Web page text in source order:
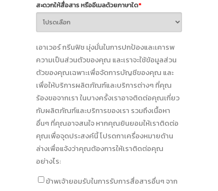
สะดวกให้สื่อสาร หรืออีเมลด้วยภาษาใด*
เอาเวอร์ กรีนฟิช มุ่งมั่นในการปกป้องและเคารพ
ความเป็นส่วนตัวของคุณ และเราจะใช้ข้อมูลส่วน
ตัวของคุณเฉพาะเพื่อจัดการบัญชีของคุณ และ
เพื่อให้บริการผลิตภัณฑ์และบริการต่างๆ ที่คุณ
ร้องขอจากเรา ในบางครั้งเราอาจติดต่อคุณเกี่ยว
กับผลิตภัณฑ์และบริการของเรา รวมถึงเนื้อหา
อื่นๆ ที่คุณอาจสนใจ หากคุณยินยอมให้เราติดต่อ
คุณเพื่อจุดประสงค์นี้ โปรดกาเครื่องหมายด้าน
ล่างเพื่อแจ้งว่าคุณต้องการให้เราติดต่อคุณ
อย่างไร:
ข้าพเจ้ายอมรับในการรับการสื่อสารอื่นๆ จาก